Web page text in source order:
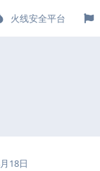
火线安全平台
18日